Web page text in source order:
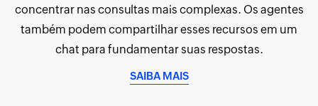
concentrar nas consultas mais complexas. Os agentes
também podem compartilhar esses recursos em um
chat para fundamentar suas respostas.
SAIBA MAIS